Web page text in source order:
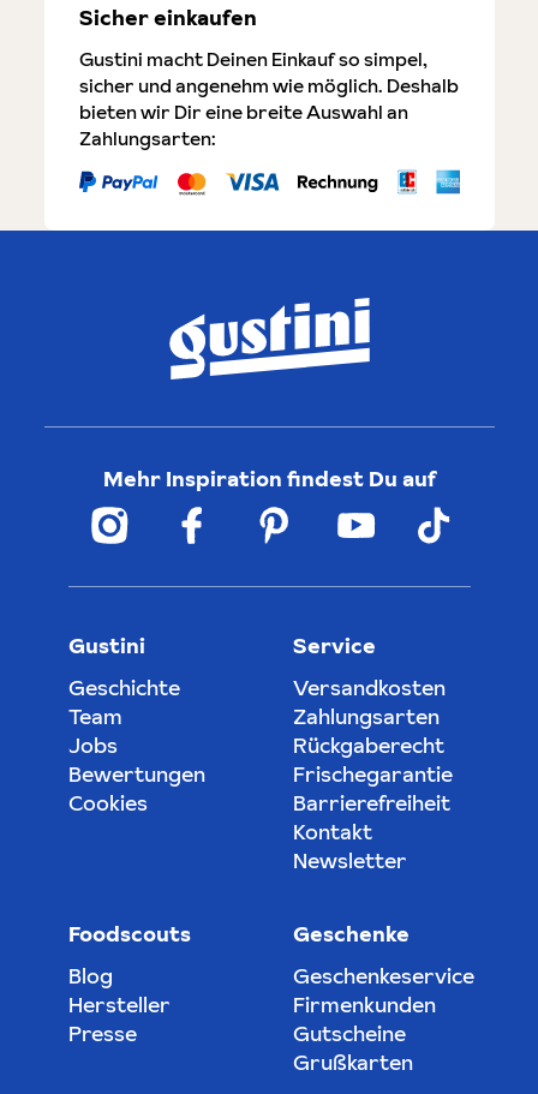
Sicher einkaufen
Gustini macht Deinen Einkauf so simpel,
sicher und angenehm wie möglich. Deshalb
bieten wir Dir eine breite Auswahl an
Zahlungsarten:
Mehr Inspiration findest Du auf
Gustini
Geschichte
Team
Jobs
Bewertungen
Cookies
Service
Versandkosten
Zahlungsarten
Rückgaberecht
Frischegarantie
Barrierefreiheit
Kontakt
Newsletter
Foodscouts
Blog
Hersteller
Presse
Geschenke
Geschenkeservice
Firmenkunden
Gutscheine
Grußkarten